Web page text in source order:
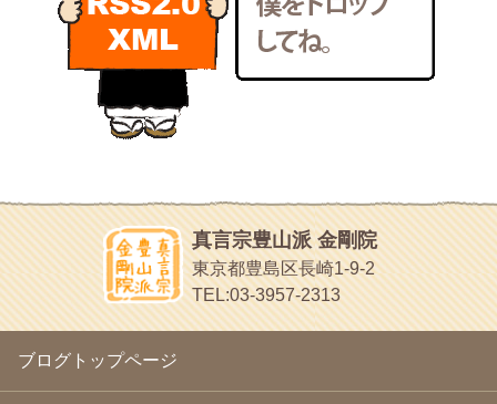
2011年2月
2011年1月(22)
2010年12月(21)
2010年11月
2010年10月(13)
(16)
2010年6月(18)
2010年5月(22)
2010年4月(25)
2010年3月
(22)
2010年2月(23)
2010年1月(23)
(18)
2009年11月
(20)
2009年10月(20)
いろいろなことが書いてあるよ
bunchan
あちこち行って！
目白鍼灸院
日本人の繊細な体質にあわせた、やさしく気持ちよい鍼灸治療で
ほうげん日記
放言じゃなくて和尚さんの名前だよ
面白いサイトみつけたよ。
ヘェ～という感じ
chocolab.Air♪DIALY
ラブラドールのワンちゃんがかわいいよ
真言宗豊山派 金剛院
東京都豊島区長崎1-9-2
TEL:03-3957-2313
ブログトップページ